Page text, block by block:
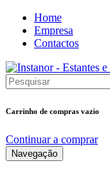
Home
Empresa
Contactos
Carrinho de compras vazio
Continuar a comprar
Navegação